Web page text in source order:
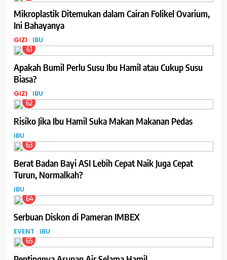
Mikroplastik Ditemukan dalam Cairan Folikel Ovarium,
Ini Bahayanya
GIZI IBU
61
Apakah Bumil Perlu Susu Ibu Hamil atau Cukup Susu
Biasa?
GIZI IBU
62
Risiko Jika Ibu Hamil Suka Makan Makanan Pedas
IBU
63
Berat Badan Bayi ASI Lebih Cepat Naik Juga Cepat
Turun, Normalkah?
IBU
64
Serbuan Diskon di Pameran IMBEX
EVENT IBU
65